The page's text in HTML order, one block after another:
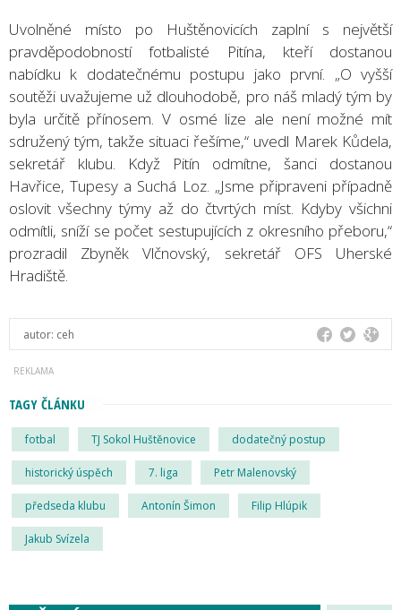
Uvolněné místo po Huštěnovicích zaplní s největší
pravděpodobností fotbalisté Pitína, kteří dostanou
nabídku k dodatečnému postupu jako první. „O vyšší
soutěži uvažujeme už dlouhodobě, pro náš mladý tým by
byla určitě přínosem. V osmé lize ale není možné mít
sdružený tým, takže situaci řešíme,“ uvedl Marek Kůdela,
sekretář klubu. Když Pitín odmítne, šanci dostanou
Havřice, Tupesy a Suchá Loz. „Jsme připraveni případně
oslovit všechny týmy až do čtvrtých míst. Kdyby všichni
odmítli, sníží se počet sestupujících z okresního přeboru,“
prozradil Zbyněk Vlčnovský, sekretář OFS Uherské
Hradiště.
autor: ceh
TAGY ČLÁNKU
fotbal TJ Sokol Huštěnovice dodatečný postup
historický úspěch 7. liga Petr Malenovský
předseda klubu Antonín Šimon Filip Hlúpik
Jakub Svízela